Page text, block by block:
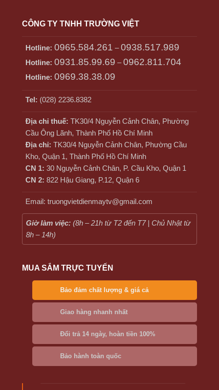
CÔNG TY TNHH TRƯỜNG VIỆT
Hotline: 0965.584.261 –0938.517.989
Hotline: 0931.85.99.69 –0962.811.704
Hotline: 0969.38.38.09
Tel: (028) 2236.8382
Địa chỉ thuế: TK30/4 Nguyễn Cảnh Chân, Phường
Cầu Ông Lãnh, Thành Phố Hồ Chí Minh
Địa chỉ: TK30/4 Nguyễn Cảnh Chân, Phường Cầu
Kho, Quận 1, Thành Phố Hồ Chí Minh
CN 1: 30 Nguyễn Cảnh Chân, P. Cầu Kho, Quận 1
CN 2: 822 Hậu Giang, P.12, Quận 6
Email: truongvietdienmaytv@gmail.com
Giờ làm việc: (8h – 21h từ T2 đến T7 | Chủ Nhật từ
8h – 14h)
MUA SẮM TRỰC TUYẾN
Bảo đảm chất lượng & giá cả
Giao hàng nhanh nhất
Đổi trả 14 ngày, hoàn tiền 100%
Bảo hành toàn quốc